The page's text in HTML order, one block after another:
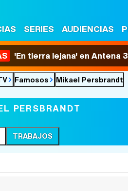
SERIES AUDIENCIAS
'En tierra lejana' en Antena
Famosos Mikael Persbrandt
PERSBRANDT
TRABAJOS